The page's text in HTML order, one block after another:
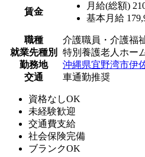
賃金
月給(総額)
基本月給
職種
介護職員・介護福
就業先種別
特別養護老人ホー
勤務地
沖縄県宜野湾市伊
交通
車通勤推奨
資格なしOK
未経験歓迎
交通費支給
社会保険完備
ブランクOK